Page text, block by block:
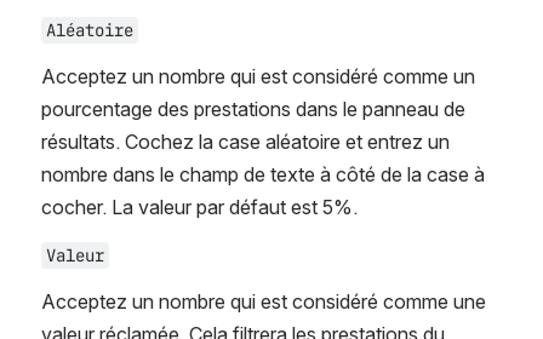
Aléatoire
Acceptez un nombre qui est considéré comme un
pourcentage des prestations dans le panneau de
résultats. Cochez la case aléatoire et entrez un
nombre dans le champ de texte à côté de la case à
cocher. La valeur par défaut est 5%.
Valeur
Acceptez un nombre qui est considéré comme une
valeur réclamée. Cela filtrera les prestations du